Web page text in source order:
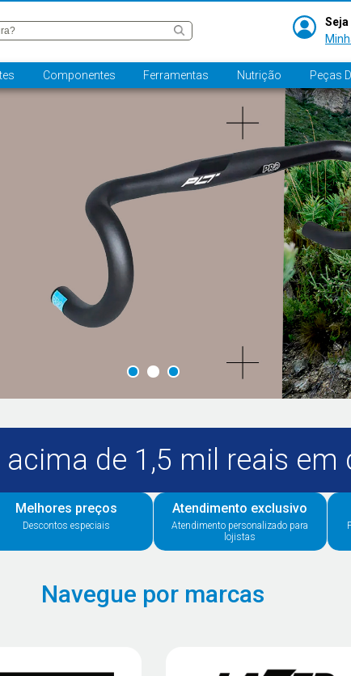
Componentes Ferramentas Nutrição Peças
acima de 1,5 mil reais em
Melhores preços
Descontos especiais
Atendimento exclusivo
Atendimento personalizado para
lojistas
Navegue por marcas